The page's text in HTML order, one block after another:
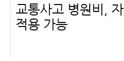
교통사고 병원비,
적용 가능